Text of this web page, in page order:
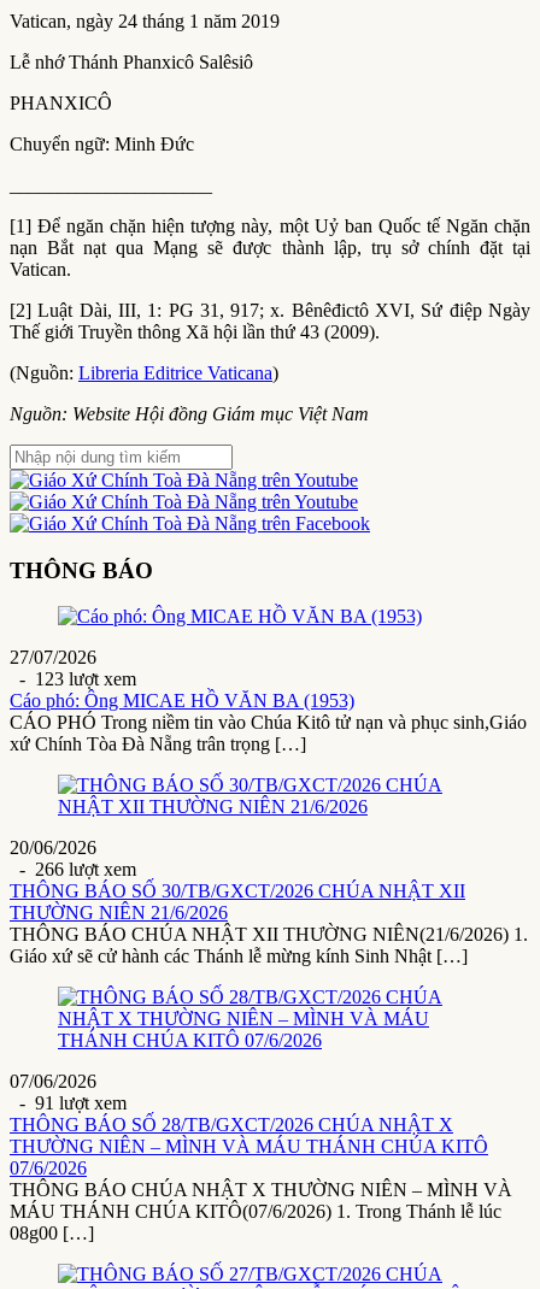
Vatican, ngày 24 tháng 1 năm 2019
Lễ nhớ Thánh Phanxicô Salêsiô
PHANXICÔ
Chuyển ngữ: Minh Đức
[1] Để ngăn chặn hiện tượng này, một Uỷ ban Quốc tế Ngăn chặn
nạn Bắt nạt qua Mạng sẽ được thành lập, trụ sở chính đặt tại
Vatican.
[2] Luật Dài, III, 1: PG 31, 917; x. Bênêđictô XVI, Sứ điệp Ngày
Thế giới Truyền thông Xã hội lần thứ 43 (2009).
(Nguồn: Libreria Editrice Vaticana)
Nguồn: Website Hội đồng Giám mục Việt Nam
THÔNG BÁO
27/07/2026
- 123 lượt xem
Cáo phó: Ông MICAE HỒ VĂN BA (1953)
CÁO PHÓ Trong niềm tin vào Chúa Kitô tử nạn và phục sinh,Giáo
xứ Chính Tòa Đà Nẵng trân trọng […]
20/06/2026
- 266 lượt xem
THÔNG BÁO SỐ 30/TB/GXCT/2026 CHÚA NHẬT XII
THƯỜNG NIÊN 21/6/2026
THÔNG BÁO CHÚA NHẬT XII THƯỜNG NIÊN(21/6/2026) 1.
Giáo xứ sẽ cử hành các Thánh lễ mừng kính Sinh Nhật […]
07/06/2026
- 91 lượt xem
THÔNG BÁO SỐ 28/TB/GXCT/2026 CHÚA NHẬT X
THƯỜNG NIÊN – MÌNH VÀ MÁU THÁNH CHÚA KITÔ
07/6/2026
THÔNG BÁO CHÚA NHẬT X THƯỜNG NIÊN – MÌNH VÀ
MÁU THÁNH CHÚA KITÔ(07/6/2026) 1. Trong Thánh lễ lúc
08g00 […]